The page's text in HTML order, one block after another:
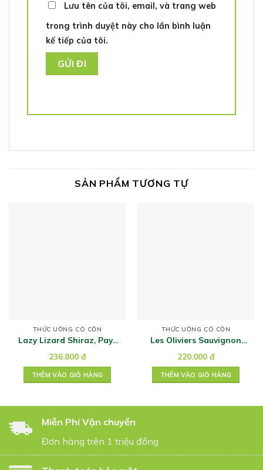
Lưu tên của tôi, email, và trang web
trong trình duyệt này cho lần bình luận
kế tiếp của tôi.
SẢN PHẨM TƯƠNG TỰ
THỨC UỐNG CÓ CỒN
Lazy Lizard Shiraz, Pays
236.800 đ
THÊM VÀO GIỎ HÀNG
THỨC UỐNG CÓ CỒN
Les Oliviers Sauvignon
220.000 đ
THÊM VÀO GIỎ HÀNG
Miễn Phí Vận chuyển
Đơn hàng trên 1 triệu đồng